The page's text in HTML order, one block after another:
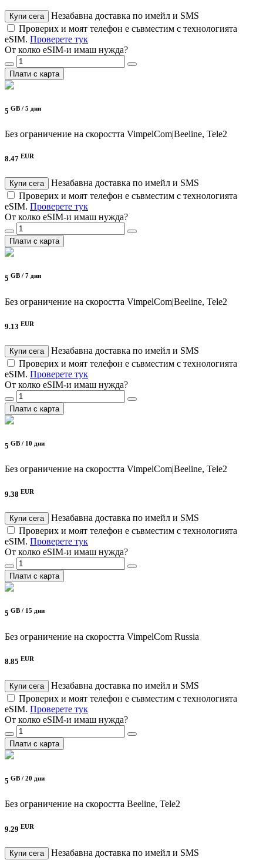
Купи сега
Незабавна доставка по имейл и SMS
Проверих и моят телефон е съвместим с технологията
eSIM. Проверете тук
От колко eSIM-и имаш нужда?
Плати с карта
5 GB / 5 дни
Без ограничение на скоростта VimpelCom|Beeline, Tele2
8.47 EUR
Купи сега
Незабавна доставка по имейл и SMS
Проверих и моят телефон е съвместим с технологията
eSIM. Проверете тук
От колко eSIM-и имаш нужда?
Плати с карта
5 GB / 7 дни
Без ограничение на скоростта VimpelCom|Beeline, Tele2
9.13 EUR
Купи сега
Незабавна доставка по имейл и SMS
Проверих и моят телефон е съвместим с технологията
eSIM. Проверете тук
От колко eSIM-и имаш нужда?
Плати с карта
5 GB / 10 дни
Без ограничение на скоростта VimpelCom|Beeline, Tele2
9.38 EUR
Купи сега
Незабавна доставка по имейл и SMS
Проверих и моят телефон е съвместим с технологията
eSIM. Проверете тук
От колко eSIM-и имаш нужда?
Плати с карта
5 GB / 15 дни
Без ограничение на скоростта VimpelCom Russia
8.85 EUR
Купи сега
Незабавна доставка по имейл и SMS
Проверих и моят телефон е съвместим с технологията
eSIM. Проверете тук
От колко eSIM-и имаш нужда?
Плати с карта
5 GB / 20 дни
Без ограничение на скоростта Beeline, Tele2
9.29 EUR
Купи сега
Незабавна доставка по имейл и SMS